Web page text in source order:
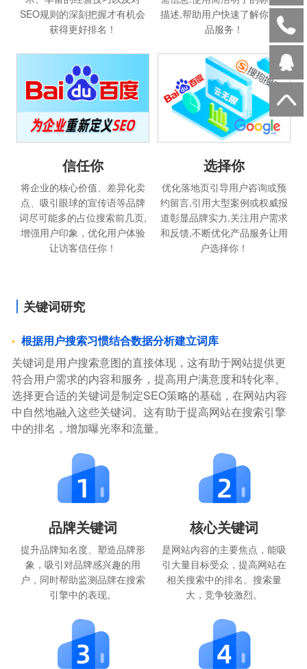
SEO规则的深刻把握才有机会
获得更好排名！
描述,帮助用户快速了解你的产
品服务！
信任你
将企业的核心价值、差异化卖
点、吸引眼球的宣传语等品牌
词尽可能多的占位搜索前几页,
增强用户印象，优化用户体验
让访客信任你！
选择你
优化落地页引导用户咨询或预
约留言,引用大型案例或权威报
道彰显品牌实力,关注用户需求
和反馈,不断优化产品服务让用
户选择你！
关键词研究
根据用户搜索习惯结合数据分析建立词库
关键词是用户搜索意图的直接体现，这有助于网站提供更
符合用户需求的内容和服务，提高用户满意度和转化率。
选择更合适的关键词是制定SEO策略的基础，在网站内容
中自然地融入这些关键词。这有助于提高网站在搜索引擎
中的排名，增加曝光率和流量。
品牌关键词
提升品牌知名度、塑造品牌形
象，吸引对品牌感兴趣的用
户，同时帮助监测品牌在搜索
引擎中的表现。
核心关键词
是网站内容的主要焦点，能吸
引大量目标受众，提高网站在
相关搜索中的排名。搜索量
大，竞争较激烈。